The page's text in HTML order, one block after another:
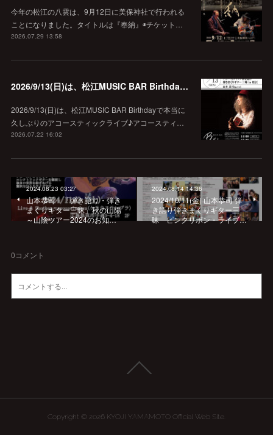
今年の松江の八雲は、9月12日に美保神社で行われる
ことになりました。タイトルは『奉納』◉チケット…
2026.07.29 13:58
2026/9/13(日)は、松江MUSIC BAR Birthdayでアコースティック弾き語り弾きまくりギター三昧♪
2026/9/13(日)は、松江MUSIC BAR Birthdayで本当に
久しぶりのアコースティックライブ♪アコースティ…
2026.07.22 16:02
2024.08.23 03:27
山本恭司 「弾き語り・弾き
まくりギター三昧」秋の山陽
～山陰ツアー2024のお知…
2024.08.14 14:36
2024/10/11(金) 山本恭司 弾
き語り弾きまくりギター三
昧 ピンクリボン・ライブ…
0コメント
Copyright © 2026 KYOJI YAMAMOTO Official Web Site